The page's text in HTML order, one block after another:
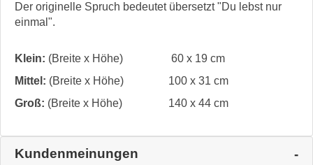
Der originelle Spruch bedeutet übersetzt "Du lebst nur
einmal".
Klein: (Breite x Höhe)
60 x 19 cm
Mittel: (Breite x Höhe)
100 x 31 cm
Groß: (Breite x Höhe) 140 x 44 cm
Kundenmeinungen